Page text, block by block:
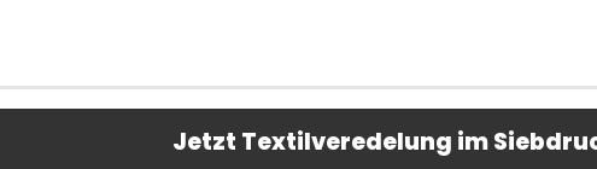
Jetzt Textilveredelung im